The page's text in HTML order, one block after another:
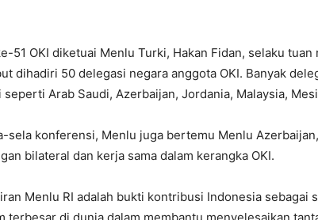
51 OKI diketuai Menlu Turki, Hakan Fidan, selaku
dihadiri 50 delegasi negara anggota OKI. Banyak
seperti Arab Saudi, Azerbaijan, Jordania, Malaysia,
sela konferensi, Menlu juga bertemu Menlu
bilateral dan kerja sama dalam kerangka OKI.
Menlu RI adalah bukti kontribusi Indonesia sebagai